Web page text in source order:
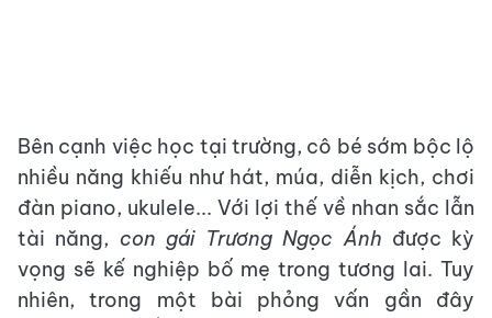
Bên cạnh việc học tại trường, cô bé sớm bộc lộ
nhiều năng khiếu như hát, múa, diễn kịch, chơi
đàn piano, ukulele... Với lợi thế về nhan sắc lẫn
tài năng, con gái Trương Ngọc Ánh được kỳ
vọng sẽ kế nghiệp bố mẹ trong tương lai. Tuy
nhiên, trong một bài phỏng vấn gần đây